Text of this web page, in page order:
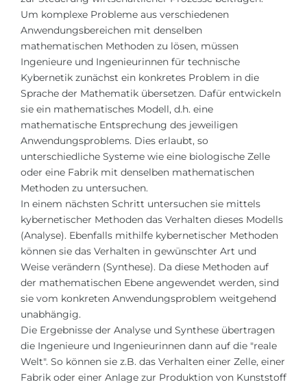
Um komplexe Probleme aus verschiedenen
Anwendungsbereichen mit denselben
mathematischen Methoden zu lösen, müssen
Ingenieure und Ingenieurinnen für technische
Kybernetik zunächst ein konkretes Problem in die
Sprache der Mathematik übersetzen. Dafür entwickeln
sie ein mathematisches Modell, d.h. eine
mathematische Entsprechung des jeweiligen
Anwendungsproblems. Dies erlaubt, so
unterschiedliche Systeme wie eine biologische Zelle
oder eine Fabrik mit denselben mathematischen
Methoden zu untersuchen.
In einem nächsten Schritt untersuchen sie mittels
kybernetischer Methoden das Verhalten dieses Modells
(Analyse). Ebenfalls mithilfe kybernetischer Methoden
können sie das Verhalten in gewünschter Art und
Weise verändern (Synthese). Da diese Methoden auf
der mathematischen Ebene angewendet werden, sind
sie vom konkreten Anwendungsproblem weitgehend
unabhängig.
Die Ergebnisse der Analyse und Synthese übertragen
die Ingenieure und Ingenieurinnen dann auf die "reale
Welt". So können sie z.B. das Verhalten einer Zelle, einer
Fabrik oder einer Anlage zur Produktion von Kunststoff